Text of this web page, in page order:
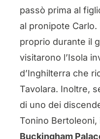
passò prima al
al pronipote
proprio durante il
visitarono l’Isola
d’Inghilterra che
Tavolara. Inoltre,
di uno dei
Tonino Bertoleoni,
Buckingham